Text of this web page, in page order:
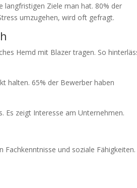
langfristigen Ziele man hat. 80% der
umzugehen, wird oft gefragt.
Hemd mit Blazer tragen. So
halten. 65% der Bewerber haben
Es zeigt Interesse am Unternehmen.
und soziale Fähigkeiten.